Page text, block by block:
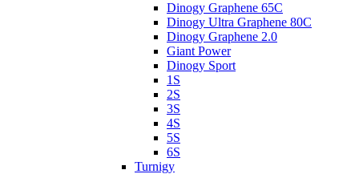
Dinogy Graphene 65C
Dinogy Ultra Graphene 80C
Dinogy Graphene 2.0
Giant Power
Dinogy Sport
1S
2S
3S
4S
5S
6S
Turnigy